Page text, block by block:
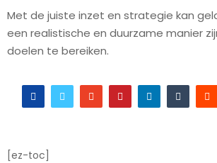
Met de juiste inzet en strategie kan
een realistische en duurzame manier
doelen te bereiken.
[ez-toc]